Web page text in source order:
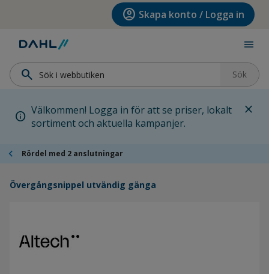
Hoppa till huvudinnehållet account_circle Skapa konto / Logga in
menu
search Sök
info Välkommen! Logga in för att se priser, lokalt
sortiment och aktuella kampanjer.
close
chevron_left Rördel med 2 anslutningar
Övergångsnippel utvändig gänga